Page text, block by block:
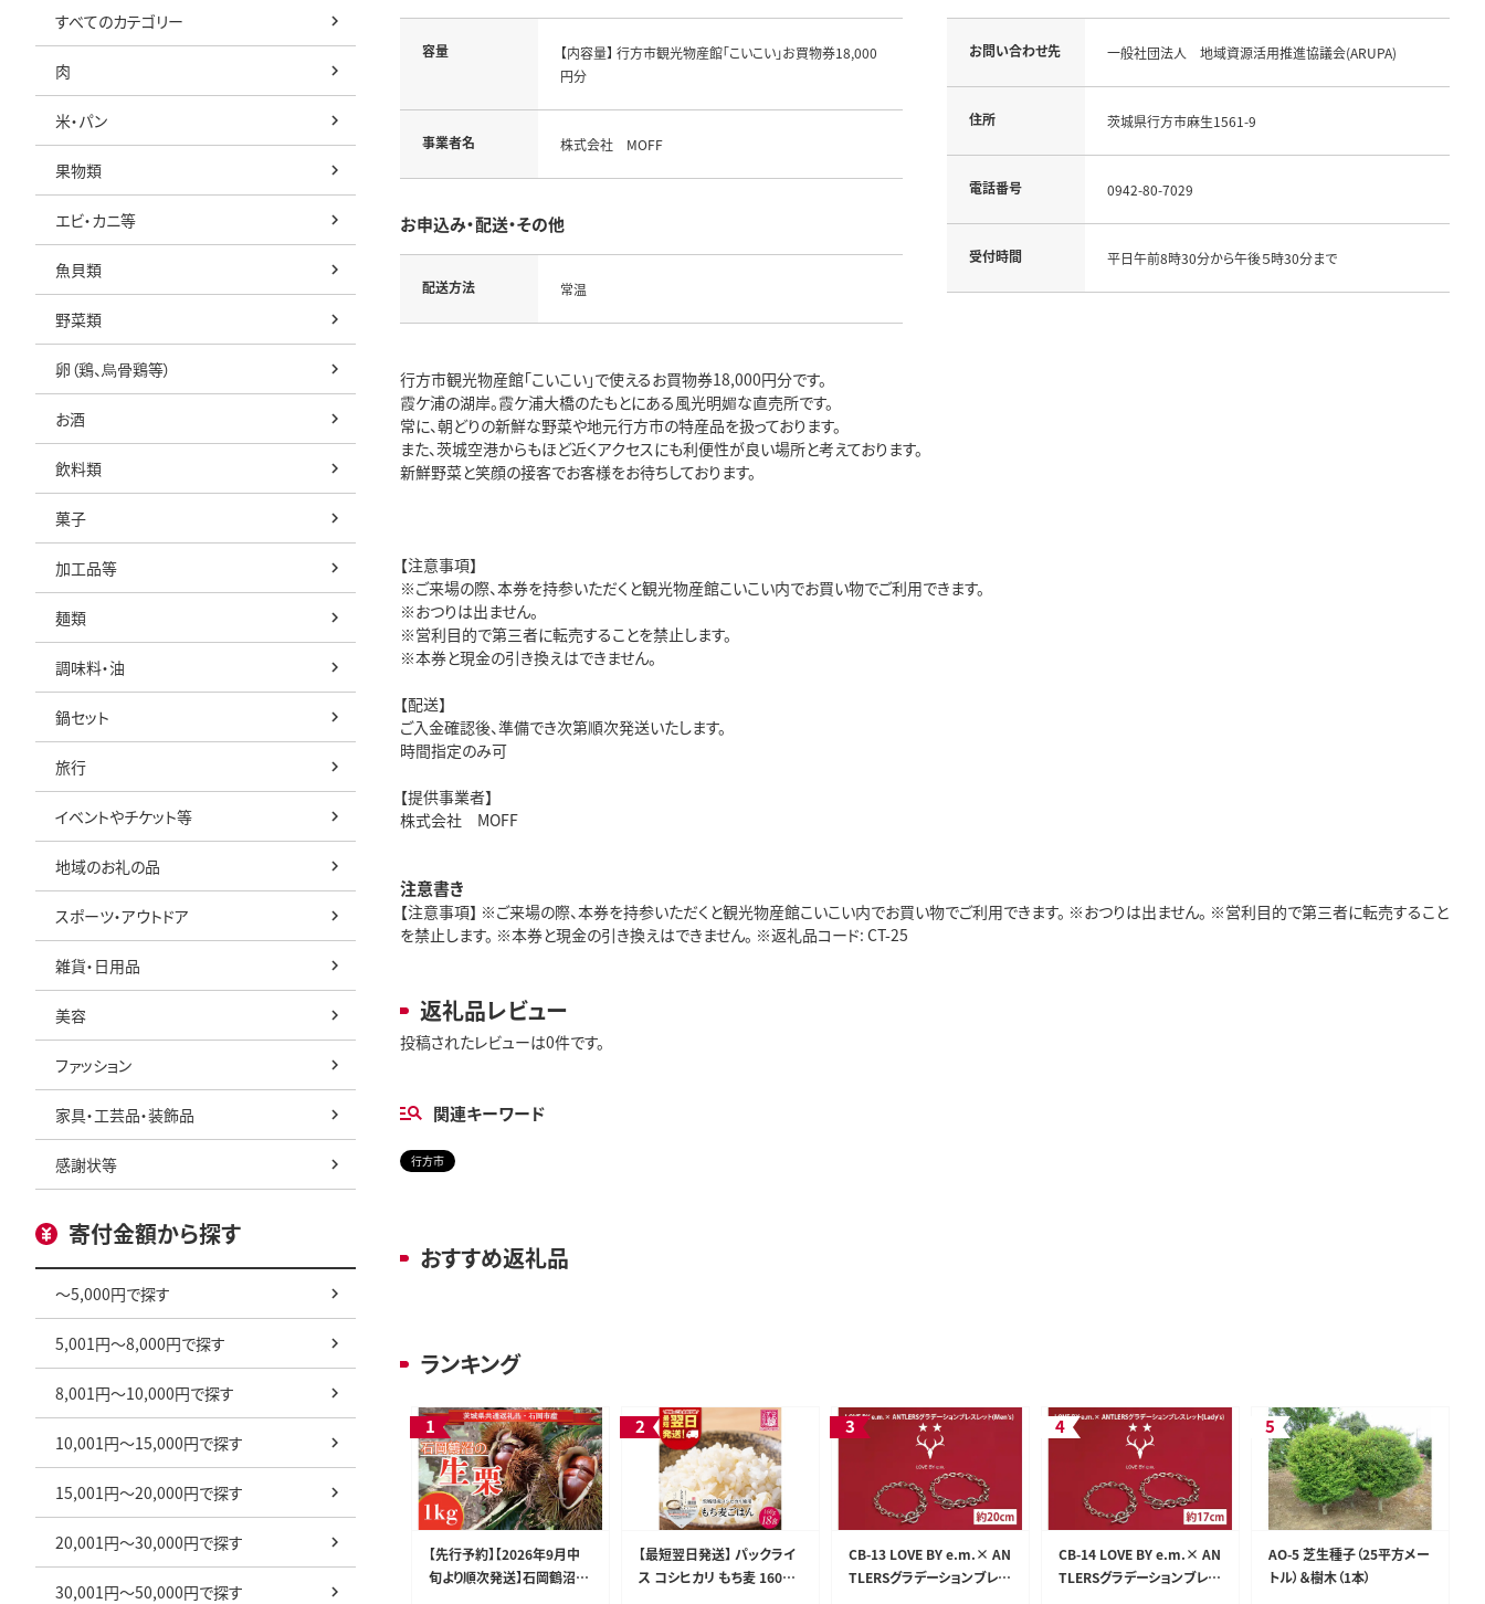
すべてのカテゴリー
肉
米・パン
果物類
エビ・カニ等
魚貝類
野菜類
卵（鶏、烏骨鶏等）
お酒
飲料類
菓子
加工品等
麺類
調味料・油
鍋セット
旅行
イベントやチケット等
地域のお礼の品
スポーツ・アウトドア
雑貨・日用品
美容
ファッション
家具・工芸品・装飾品
感謝状等
寄付金額から探す
～5,000円で探す
5,001円～8,000円で探す
8,001円～10,000円で探す
10,001円～15,000円で探す
15,001円～20,000円で探す
20,001円～30,000円で探す
30,001円～50,000円で探す
容量
【内容量】 行方市観光物産館「こいこい」お買物券18,000
円分
事業者名 株式会社 MOFF
お申込み・配送・その他
配送方法 常温
お問い合わせ先 一般社団法人 地域資源活用推進協議会(ARUPA)
住所 茨城県行方市麻生1561-9
電話番号 0942-80-7029
受付時間 平日午前8時30分から午後５時30分まで
行方市観光物産館「こいこい」で使えるお買物券18,000円分です。
霞ケ浦の湖岸。霞ケ浦大橋のたもとにある風光明媚な直売所です。
常に、朝どりの新鮮な野菜や地元行方市の特産品を扱っております。
また、茨城空港からもほど近くアクセスにも利便性が良い場所と考えております。
新鮮野菜と笑顔の接客でお客様をお待ちしております。
【注意事項】
※ご来場の際、本券を持参いただくと観光物産館こいこい内でお買い物でご利用できます。
※おつりは出ません。
※営利目的で第三者に転売することを禁止します。
※本券と現金の引き換えはできません。
【配送】
ご入金確認後、準備でき次第順次発送いたします。
時間指定のみ可
【提供事業者】
株式会社 MOFF
注意書き
【注意事項】 ※ご来場の際、本券を持参いただくと観光物産館こいこい内でお買い物でご利用できます。 ※おつりは出ません。 ※営利目的で第三者に転売すること
を禁止します。 ※本券と現金の引き換えはできません。 ※返礼品コード: CT-25
返礼品レビュー
投稿されたレビューは0件です。
関連キーワード
行方市
おすすめ返礼品
ランキング
【先行予約】【2026年9月中
旬より順次発送】石岡鶴沼の
【最短翌日発送】 パックライ
ス コシヒカリ もち麦 160g
CB-13 LOVE BY e.m.× AN
TLERSグラデーションブレス
CB-14 LOVE BY e.m.× AN
TLERSグラデーションブレス
AO-5 芝生種子（25平方メー
トル）＆樹木（1本）